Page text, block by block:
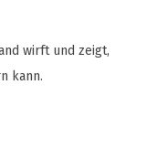
wirft und zeigt,
kann.